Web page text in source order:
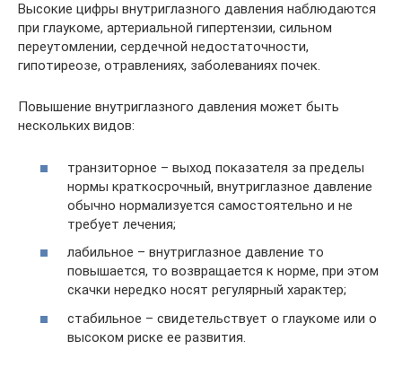
Высокие цифры внутриглазного давления наблюдаются
при глаукоме, артериальной гипертензии, сильном
переутомлении, сердечной недостаточности,
гипотиреозе, отравлениях, заболеваниях почек.
Повышение внутриглазного давления может быть
нескольких видов:
транзиторное – выход показателя за пределы
нормы краткосрочный, внутриглазное давление
обычно нормализуется самостоятельно и не
требует лечения;
лабильное – внутриглазное давление то
повышается, то возвращается к норме, при этом
скачки нередко носят регулярный характер;
стабильное – свидетельствует о глаукоме или о
высоком риске ее развития.